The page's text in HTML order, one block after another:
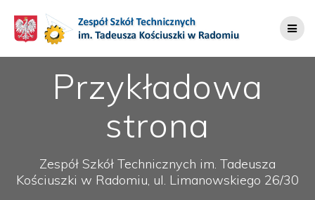
do
treści
Przykładowa
strona
Zespół Szkół Technicznych im. Tadeusza
Kościuszki w Radomiu, ul. Limanowskiego 26/30